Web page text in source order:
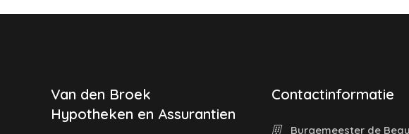
Van den Broek
Hypotheken en Assurantien
Contactinformatie
Burgemeester de